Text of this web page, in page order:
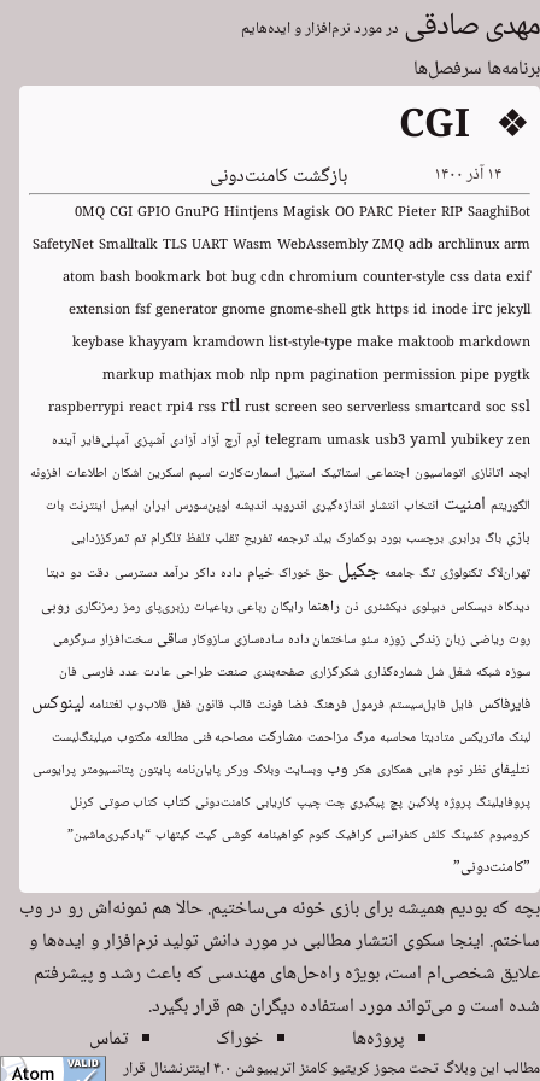
مهدی صادقی در مورد نرم‌افزار و ایده‌هایم
برنامه‌ها سرفصل‌ها
❖ CGI
۱۴ آذر ۱۴۰۰ بازگشت کامنت‌دونی
0MQ CGI GPIO GnuPG Hintjens Magisk OO PARC Pieter RIP SaaghiBot
SafetyNet Smalltalk TLS UART Wasm WebAssembly ZMQ adb archlinux arm
atom bash bookmark bot bug cdn chromium counter-style css data exif
extension fsf generator gnome gnome-shell gtk https id inode irc jekyll
keybase khayyam kramdown list-style-type make maktoob markdown
markup mathjax mob nlp npm pagination permission pipe pygtk
raspberrypi react rpi4 rss rtl rust screen seo serverless smartcard soc ssl
telegram umask usb3 yaml yubikey zen آرم آرچ آزاد آزادی آشپزی آمپلی‌فایر آینده
ابجد اتانازی اتوماسیون اجتماعی استاتیک استیل اسمارت‌کارت اسپم اسکرین اشکان اطلاعات افزونه
الگوریتم امنیت انتخاب انتشار اندازه‌گیری اندروید اندیشه اوپن‌سورس ایران ایمیل اینترنت بات
بازی باگ برابری برچسب بورد بوکمارک بیلد ترجمه تفریح تقلب تلفظ تلگرام تم تمرکززدایی
تهران‌لاگ تکنولوژی تگ جامعه جکیل حق خوراک خیام داده داکر درآمد دسترسی دقت دو دیتا
دیدگاه دیسکاس دیپلوی دیکشنری ذن راهنما رایگان رباعی رباعیات رزبری‌پای رمز رمزنگاری روبی
روت ریاضی زبان زندگی زوزه سئو ساختمان داده ساده‌سازی سازوکار ساقی سخت‌افزار سرگرمی
سوزه شبکه شغل شل شماره‌گذاری شکرگزاری صفحه‌بندی صنعت طراحی عادت عدد فارسی فان
فایرفاکس فایل فایل‌سیستم فرمول فرهنگ فضا فونت قالب قانون قفل قلاب‌وب لغتنامه لینوکس
لینک ماتریکس متادیتا محاسبه مرگ مزاحمت مشارکت مصاحبه فنی مطالعه مکتوب میلینگ‌لیست
نتلیفای نظر نوم هابی همکاری هکر وب وبسایت وبلاگ ورکر پایان‌نامه پایتون پتانسیومتر پرایوسی
پروفایلینگ پروژه پلاگین پچ پیگیری چت چیپ کاریابی کامنت‌دونی کتاب کتاب صوتی کرنل
کرومیوم کشینگ کلش کنفرانس گرافیک گنوم گواهینامه گوشی گیت گیتهاب “یادگیری‌ماشین”
”کامنت‌دونی”
بچه که بودیم همیشه برای بازی خونه می‌ساختیم. حالا هم نمونه‌اش رو در وب
ساختم. اینجا سکوی انتشار مطالبی در مورد دانش تولید نرم‌افزار و ایده‌ها و
علایق شخصی‌ام است، بویژه راه‌حل‌های مهندسی که باعث رشد و پیشرفتم
شده است و می‌تواند مورد استفاده دیگران هم قرار بگیرد.
پروژه‌ها
خوراک تماس
مطالب این وبلاگ تحت مجوزکریتیو کامنز اتریبیوشن ۴.۰ اینترنشنال قرار